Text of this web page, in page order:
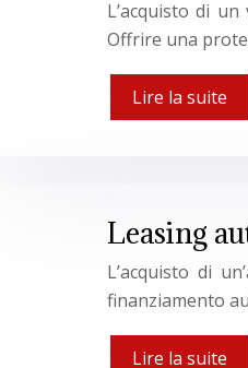
L’acquisto di
Offrire una
Lire la suite
Leasing
L’acquisto di
finanziamento
Lire la suite